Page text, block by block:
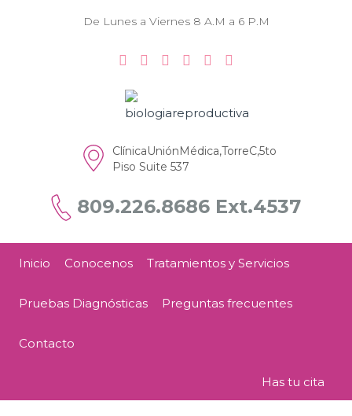
De Lunes a Viernes 8 A.M a 6 P.M
ClínicaUniónMédica,TorreC,5to
Piso Suite 537
809.226.8686 Ext.4537
Inicio Conocenos Tratamientos y Servicios
Pruebas Diagnósticas Preguntas frecuentes
Contacto
Has tu cita